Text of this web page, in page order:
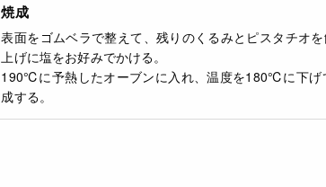
焼成
表面をゴムベラで整えて、残りのくるみとピスタチオ
上げに塩をお好みでかける。
190℃に予熱したオーブンに入れ、温度を180℃に下げ
成する。